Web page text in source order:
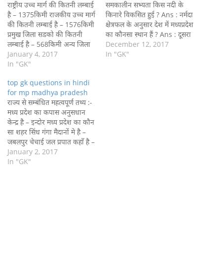
राष्ट्रीय उच्च मार्ग की कितनी लम्बाई
है – 1375किमी राजकीय उच्च मार्ग
की कितनी लम्बाई है – 1576किमी
प्रमुख जिला सडको की कितनी
लम्बाई है – 568किमी अन्य जिला
सडको की कितनी लम्बाई है –
6827किमी ग्रामीण सडको की
न्यूनतम भारित वाहन सडको की
कितनी…
January 4, 2017
In "GK"
समकालीन सभ्यता किस नदी के
किनारे विकसित हुई ? Ans : नर्मदा
क्षेत्रफल के अनुसार देश में मध्यप्रदेश
का कौनसा स्थान हैं ? Ans : दूसरा
मध्य प्रदेश में भीमबेटका के प्रसिद्ध
होने का कारण क्या हैं ? Ans :
December 12, 2017
In "GK"
top gk questions in hindi
for mp madhya pradesh
राज्य से सम्बंधित महत्वपूर्ण तथ्य :-
मध्य प्रदेश का कपास अनुसधान
केन्द्र है – इन्दोर मध्य प्रदेश का कौन
सा शहर सिंध गंगा मैदानों मे है –
जबलपुर चेचाई जल प्रपात कहाँ है –
रीवा बधाई है – बुंदेलखंड का
लोकनृत्य किस जिले मे मृदा अपरदन
January 2, 2017
In "GK"